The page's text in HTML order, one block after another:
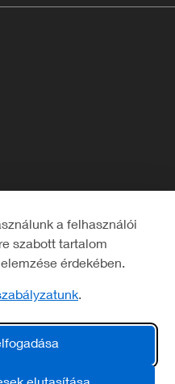
a felhasználói
szabott tartalom
érdekében.
.